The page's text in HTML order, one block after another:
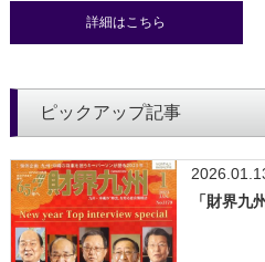
詳細はこちら
ピックアップ記事
「財界九